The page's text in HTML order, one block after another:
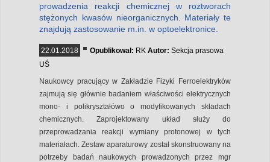
prowadzenia reakcji chemicznej w roztworach
stężonych kwasów nieorganicznych. Materiały te
znajdują zastosowanie m.in. w optoelektronice.
22.01.2018 Opublikował: RK Autor: Sekcja prasowa
UŚ
Naukowcy pracujący w Zakładzie Fizyki Ferroelektryków
zajmują się głównie badaniem właściwości elektrycznych
mono- i polikryształówo o modyfikowanych składach
chemicznych. Zaprojektowany układ służy do
przeprowadzania reakcji wymiany protonowej w tych
materiałach. Zestaw aparaturowy został skonstruowany na
potrzeby badań naukowych prowadzonych przez mgr